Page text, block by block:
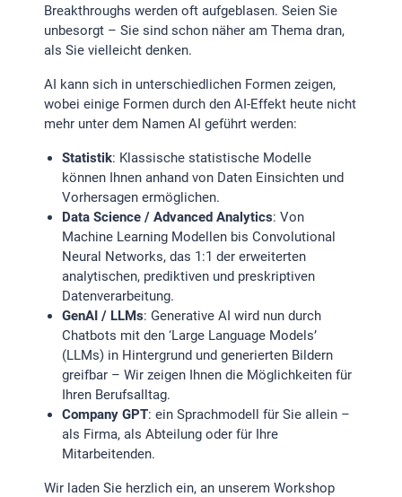
Breakthroughs werden oft aufgeblasen. Seien Sie
unbesorgt – Sie sind schon näher am Thema dran,
als Sie vielleicht denken.
AI kann sich in unterschiedlichen Formen zeigen,
wobei einige Formen durch den AI-Effekt heute nicht
mehr unter dem Namen AI geführt werden:
Statistik: Klassische statistische Modelle
können Ihnen anhand von Daten Einsichten und
Vorhersagen ermöglichen.
Data Science / Advanced Analytics: Von
Machine Learning Modellen bis Convolutional
Neural Networks, das 1:1 der erweiterten
analytischen, prediktiven und preskriptiven
Datenverarbeitung.
GenAI / LLMs: Generative AI wird nun durch
Chatbots mit den ‘Large Language Models’
(LLMs) in Hintergrund und generierten Bildern
greifbar – Wir zeigen Ihnen die Möglichkeiten für
Ihren Berufsalltag.
Company GPT: ein Sprachmodell für Sie allein –
als Firma, als Abteilung oder für Ihre
Mitarbeitenden.
Wir laden Sie herzlich ein, an unserem Workshop